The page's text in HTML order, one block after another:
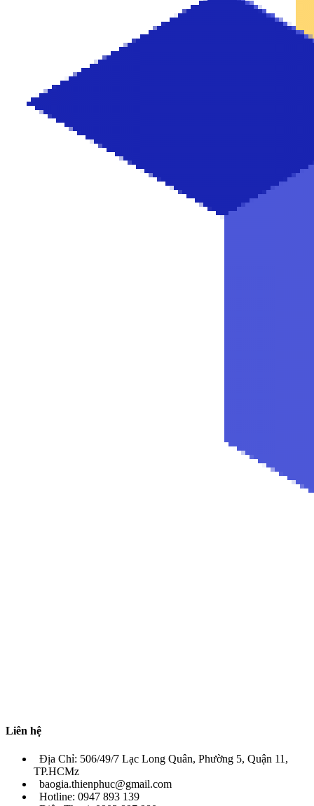
Liên hệ
Địa Chỉ: 506/49/7 Lạc Long Quân, Phường 5, Quận 11,
TP.HCMz
baogia.thienphuc@gmail.com
Hotline: 0947 893 139